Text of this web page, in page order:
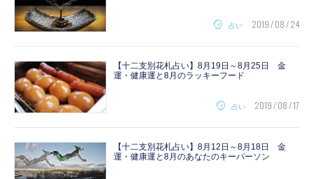
占い 2019 / 08 / 24
【十二支別花札占い】8月19日～8月25日 金
運・健康運と8月のラッキーフード
占い 2019 / 08 / 17
【十二支別花札占い】8月12日～8月18日 金
運・健康運と8月のあなたのキーパーソン